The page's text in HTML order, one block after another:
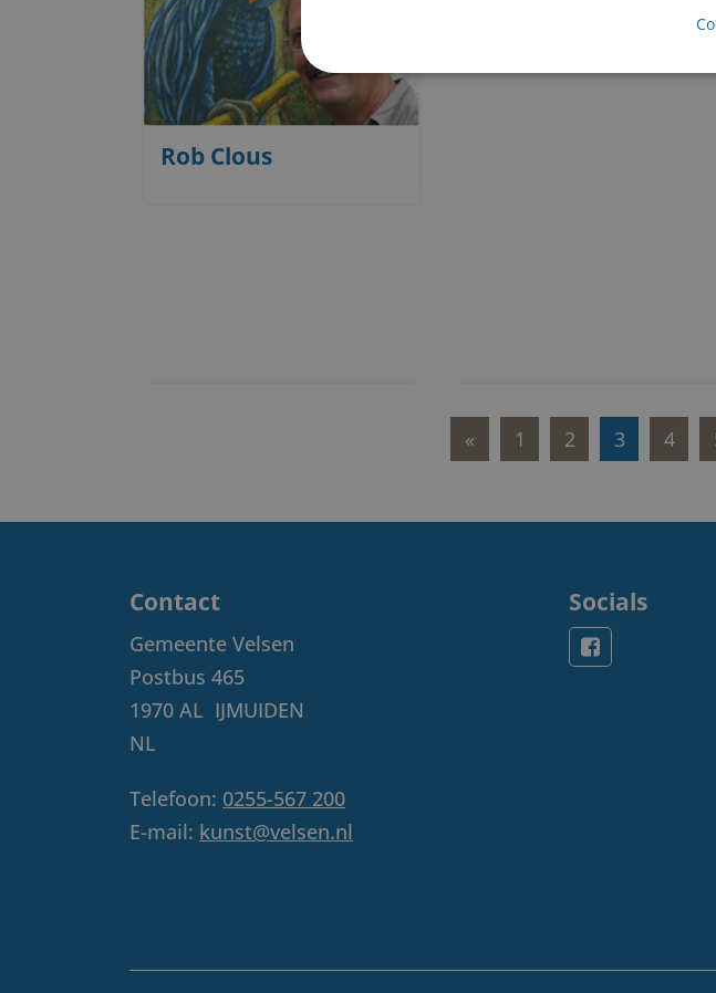
Rob Clous
« 1 2 3 4
Contact
Gemeente Velsen
Postbus 465
1970 AL IJMUIDEN
NL
Telefoon: 0255-567 200
E-mail: kunst@velsen.nl
Socials